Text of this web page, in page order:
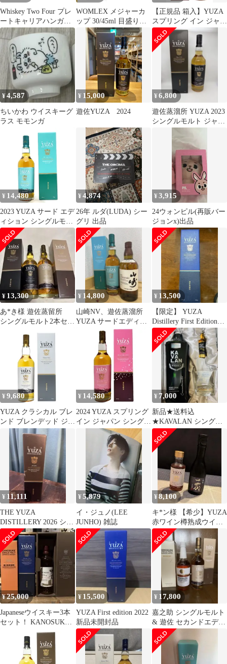
Whiskey Two Four プレ
ートキャリアハンガー
バッグ MC
WOMLEX メジャーカ
ップ 30/45ml 目盛り付
き カクテル メジャー
ジガーカップ メジャー
カップ ウイスキー カク
テル 計量カップ ダブル
ヘッド 一体型 ステンレ
ス鋼 (シルバー,
30/45ml) 1
【正規品 箱入】YUZA
スプリング イン ジャパ
ン［2024］ 遊佐蒸留所
シングル モルト ジャパ
ニーズ ウイスキー
700ml 55％
¥4,587
ちいかわ ウイスキーグ
ラス モモンガ
¥ 15,000
遊佐YUZA 2024
¥6,800
遊佐蒸溜所 YUZA 2023
シングルモルト ジャパ
¥ 14,480
2023 YUZA サード エデ
ィション シングルモル
ト ジャパニーズ ウイス
キー 遊佐蒸溜所 55度
箱付 700ml ウイスキー
^YAYZTDJD^
¥4,874
26年 ルダ(LUDA) シー
グリ 出品
¥3,915
24ウォンピル(再販バー
ジョンx)出品
¥ 13,300
あ*き様 遊佐蒸留所
シングルモルト2本セッ
¥ 14,800
山崎NV、遊佐蒸溜所
YUZA サードエディシ
ョン 2023 ２本
¥ 13,500
【限定】 YUZA
Distillery First Edition
2022
¥ 9,680
YUZA クラシカル ブレ
ンド ブレンデッド ジャ
パニーズウイスキー 遊
佐蒸溜所 48度 箱付
700ml ウイスキー
^YAYZCBJ0^
¥ 14,580
2024 YUZA スプリング
イン ジャパン シングル
モルト ジャパニーズ ウ
イスキー 遊佐蒸溜所 55
度 700ml 箱付 ウイスキ
ー ^YAYZSPJE^
¥ 7,000
新品★送料込
★KAVALAN シングル
モルトウイスキー ギフ
トセット 台湾
¥ 11,111
THE YUZA
DISTILLERY 2026 シン
グルモルト
¥5,879
イ・ジュノ(LEE
JUNHO) 雑誌
¥8,100
キ*ン様 【希少】YUZA
赤ワイン樽熟成ウイス
キー 180ml&十四代 特
吟
¥25,000
Japaneseウイスキー3本
セット！ KANOSUKE
YUZA 津貫！
¥ 15,500
YUZA First edition 2022
新品未開封品
¥ 17,800
嘉之助 シングルモルト
& 遊佐 セカンドエディ
ション 2022